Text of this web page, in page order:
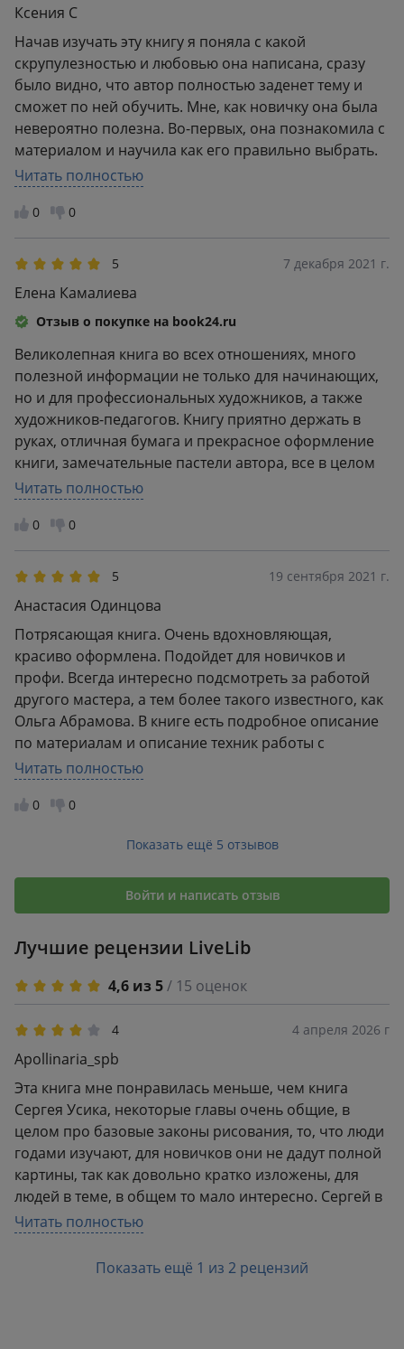
Ксения С
Начав изучать эту книгу я поняла с какой
скрупулезностью и любовью она написана, сразу
было видно, что автор полностью заденет тему и
сможет по ней обучить. Мне, как новичку она была
невероятно полезна. Во-первых, она познакомила с
материалом и научила как его правильно выбрать.
Для себя я узнала множество потрясающих техник
работы и полезных лайфхаков работы с пастелью.
Было приятно заметить, что по мере изучения
материал в книге становился более сложным и
требовал хорошего усвоения материала, который
Читать полностью
0 0
5 7 декабря 2021 г.
Елена Камалиева
Отзыв о покупке на book24.ru
Великолепная книга во всех отношениях, много
полезной информации не только для начинающих,
но и для профессиональных художников, а также
художников-педагогов. Книгу приятно держать в
руках, отличная бумага и прекрасное оформление
книги, замечательные пастели автора, все в целом
доставляет эстетическое удовольствие! Очень
довольна покупкой! Рекомендую!
Читать полностью
0 0
5 19 сентября 2021 г.
Анастасия Одинцова
Потрясающая книга. Очень вдохновляющая,
красиво оформлена. Подойдет для новичков и
профи. Всегда интересно подсмотреть за работой
другого мастера, а тем более такого известного, как
Ольга Абрамова. В книге есть подробное описание
по материалам и описание техник работы с
пастелью. Также есть важные моменты по
организации работы художника. Разобрала книгу на
цитаты. Рекомендую очень.
Читать полностью
0 0
Показать ещё 5 отзывов
Войти и написать отзыв
Лучшие рецензии LiveLib
4,6 из 5/ 15 оценок
4 4 апреля 2026 г
Apollinaria_spb
Эта книга мне понравилась меньше, чем книга
Сергея Усика, некоторые главы очень общие, в
целом про базовые законы рисования, то, что люди
годами изучают, для новичков они не дадут полной
картины, так как довольно кратко изложены, для
людей в теме, в общем то мало интересно. Сергей в
этом плане сразу обозначил, что читатель хоть что-
то знает. В целом, книга все равно оказалась
полезной, я для себя отметила некоторые
технические моменты, собственно то, зачем я все
Читать полностью
Показать ещё 1 из 2 рецензий